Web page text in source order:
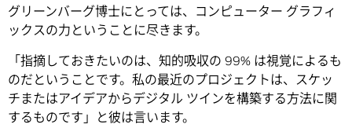
グリーンバーグ博士にとっては、コンピューター グラフィ
ックスの力ということに尽きます。
「指摘しておきたいのは、知的吸収の 99% は視覚によるも
のだということです。私の最近のプロジェクトは、スケッ
チまたはアイデアからデジタル ツインを構築する方法に関
するものです」と彼は言います。